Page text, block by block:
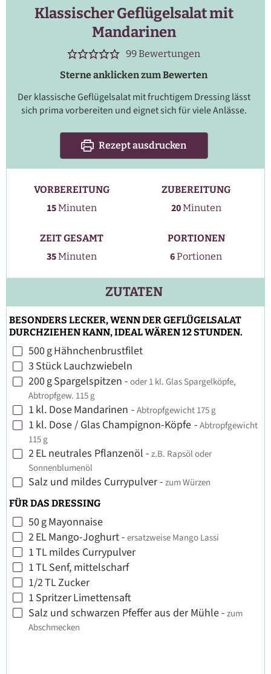
Klassischer Geflügelsalat mit
Mandarinen
99Bewertungen
Sterne anklicken zum Bewerten
Der klassische Geflügelsalat mit fruchtigem Dressing lässt
sich prima vorbereiten und eignet sich für viele Anlässe.
Rezept ausdrucken
VORBEREITUNG
15Minuten
Minuten
ZUBEREITUNG
20Minuten
Minuten
ZEIT GESAMT
35Minuten
Minuten
PORTIONEN
6Portionen
ZUTATEN
BESONDERS LECKER, WENN DER GEFLÜGELSALAT
DURCHZIEHEN KANN, IDEAL WÄREN 12 STUNDEN.
▢
500gHähnchenbrustfilet
▢
3 StückLauchzwiebeln
▢
200gSpargelspitzen - oder 1 kl. Glas Spargelköpfe,
Abtropfgew. 115 g
▢
1 kl. DoseMandarinen - Abtropfgewicht 175 g
▢
1 kl. Dose / Glas Champignon-Köpfe - Abtropfgewicht
115 g
▢
2ELneutrales Pflanzenöl - z.B. Rapsöl oder
Sonnenblumenöl
▢
Salz und mildes Currypulver- zum Würzen
FÜR DAS DRESSING
▢
50gMayonnaise
▢
2ELMango-Joghurt - ersatzweise Mango Lassi
▢
1TLmildes Currypulver
▢
1TLSenf, mittelscharf
▢
1/2TLZucker
▢
1 SpritzerLimettensaft
▢
Salz und schwarzen Pfeffer aus der Mühle - zum
Abschmecken